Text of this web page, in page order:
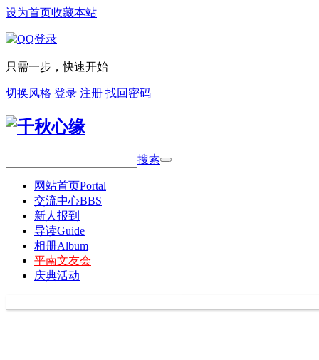
设为首页收藏本站
只需一步，快速开始
切换风格 登录 注册 找回密码
搜索
网站首页Portal
交流中心BBS
新人报到
导读Guide
相册Album
平南文友会
庆典活动